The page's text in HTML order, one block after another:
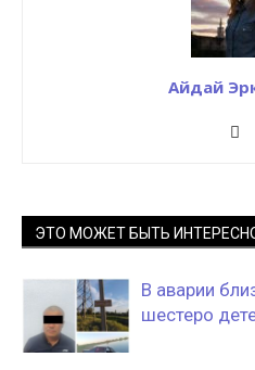
Айдай
ЭТО МОЖЕТ БЫТЬ
В аварии
шестеро